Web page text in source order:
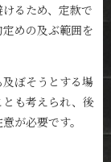
るため、定款で
めの及ぶ範囲を
ぼそうとする場
も考えられ、後
が必要です。